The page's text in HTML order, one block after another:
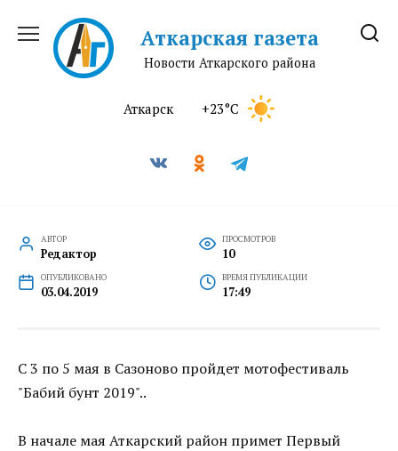
содержанию
Аткарская газета
Новости Аткарского района
Аткарск +23°C
АВТОР
Редактор
ПРОСМОТРОВ
10
ОПУБЛИКОВАНО
03.04.2019
ВРЕМЯ ПУБЛИКАЦИИ
17:49
С 3 по 5 мая в Сазоново пройдет мотофестиваль
"Бабий бунт 2019"..
В начале мая Аткарский район примет Первый